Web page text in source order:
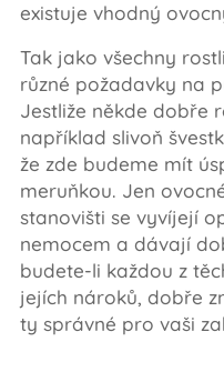
existuje vhodný
Tak jako všechny
různé požadavky na
Jestliže někde dobře
například slivoň
že zde budeme mít
meruňkou. Jen
stanovišti se vyvíjejí
nemocem a dávají
budete-li každou z
jejích nároků, dobře
ty správné pro vaši